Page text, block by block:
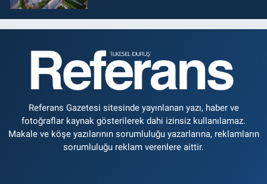
Referans Gazetesi sitesinde yayınlanan yazı, haber ve
fotoğraflar kaynak gösterilerek dahi izinsiz kullanılamaz.
Makale ve köşe yazılarının sorumluluğu yazarlarına, reklamların
sorumluluğu reklam verenlere aittir.